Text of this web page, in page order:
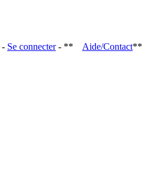
- Se connecter- ** Aide/Contact**